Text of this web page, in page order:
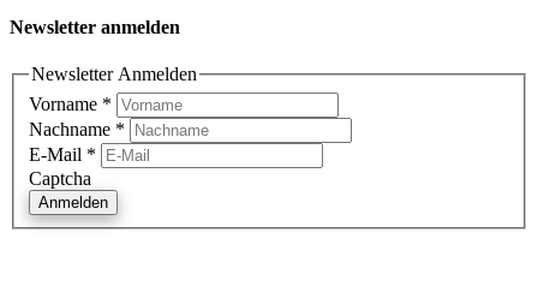
Newsletter anmelden
Newsletter Anmelden
Vorname *
Nachname *
E-Mail *
Captcha
Anmelden